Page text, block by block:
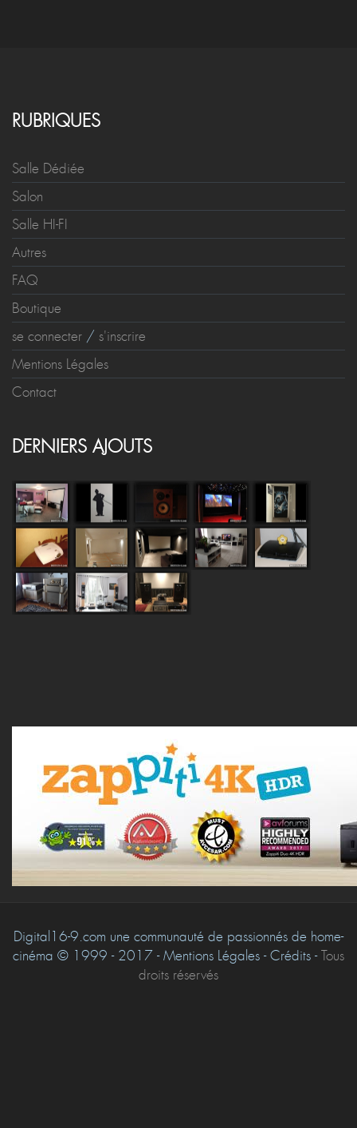
RUBRIQUES
Salle Dédiée
Salon
Salle HI-FI
Autres
FAQ
Boutique
se connecter / s'inscrire
Mentions Légales
Contact
DERNIERS AJOUTS
Digital16-9.com une communauté de passionnés de home-
cinéma © 1999 - 2017 - Mentions Légales - Crédits -Tous
droits réservés